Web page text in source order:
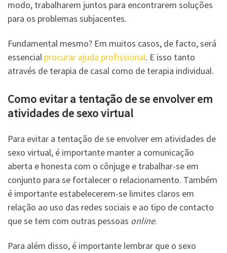
modo, trabalharem juntos para encontrarem soluções
para os problemas subjacentes.
Fundamental mesmo? Em muitos casos, de facto, será
essencial procurar ajuda profissional. E isso tanto
através de terapia de casal como de terapia individual.
Como evitar a tentação de se envolver em
atividades de sexo virtual
Para evitar a tentação de se envolver em atividades de
sexo virtual, é importante manter a comunicação
aberta e honesta com o cônjuge e trabalhar-se em
conjunto para se fortalecer o relacionamento. Também
é importante estabelecerem-se limites claros em
relação ao uso das redes sociais e ao tipo de contacto
que se tem com outras pessoas online.
Para além disso, é importante lembrar que o sexo